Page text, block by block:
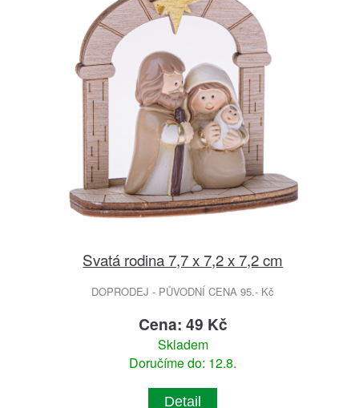
Svatá rodina 7,7 x 7,2 x 7,2 cm
DOPRODEJ - PŮVODNÍ CENA 95.- Kč
Cena: 49 Kč
Skladem
Doručíme do: 12.8.
Detail